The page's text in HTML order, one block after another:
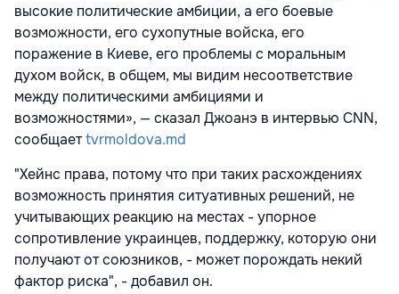
высокие политические амбиции, а его боевые
возможности, его сухопутные войска, его
поражение в Киеве, его проблемы с моральным
духом войск, в общем, мы видим несоответствие
между политическими амбициями и
возможностями», — сказал Джоанэ в интервью CNN,
сообщаетtvrmoldova.md
"Хейнс права, потому что при таких расхождениях
возможность принятия ситуативных решений, не
учитывающих реакцию на местах - упорное
сопротивление украинцев, поддержку, которую они
получают от союзников, - может порождать некий
фактор риска", - добавил он.